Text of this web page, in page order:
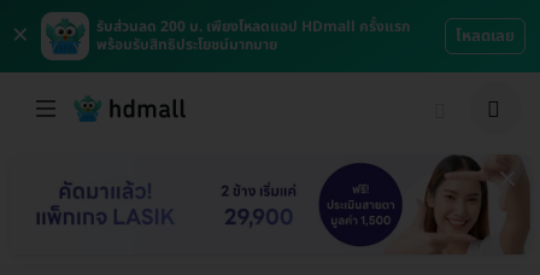
×
รับส่วนลด 200 บ. เพียงโหลดแอป HDmall ครั้งแรก
พร้อมรับสิทธิประโยชน์มากมาย
โหลดเลย